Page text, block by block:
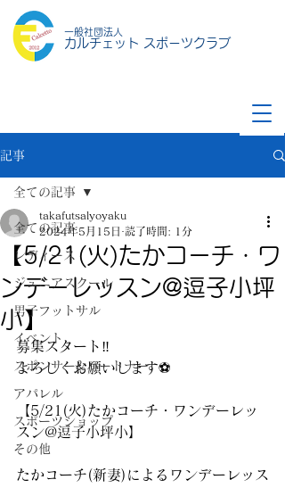
一般社団法人
カルチェット スポーツクラブ
記事
全ての記事
レディース
ジュニアスクール
男子フットサル
イベント
スポンサー&パートナー
アパレル
スポーツショップ
その他
全ての記事
【5/21(火)たかコーチ・ワ
ンデーレッスン@逗子小坪
小】
takafutsalyoyaku
2024年5月15日 読了時間: 1分
募集スタート‼️
よろしくお願いします⚽️
【5/21(火)たかコーチ・ワンデーレッ
スン@逗子小坪小】
たかコーチ(新妻)によるワンデーレッス